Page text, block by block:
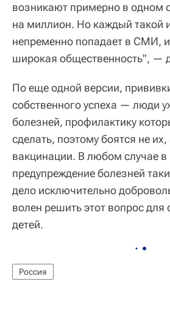
возникают примерно в одном
на миллион. Но каждый такой
непременно попадает в СМИ, и
широкая общественность", —
По еще одной версии,
собственного успеха — люди
болезней, профилактику
сделать, поэтому боятся не
вакцинации. В любом случае в
предупреждение болезней
дело исключительно
волен решить этот вопрос для
детей.
Россия